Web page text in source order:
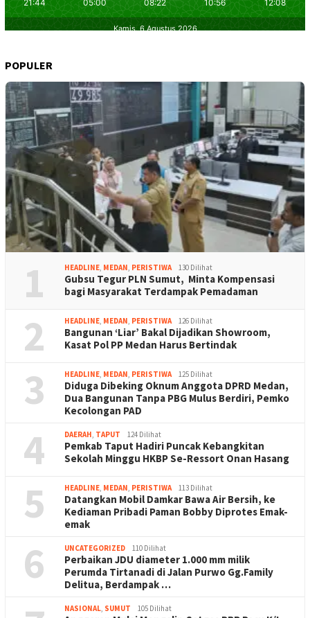
POPULER
1 HEADLINE, MEDAN, PERISTIWA 130 Dilihat
Gubsu Tegur PLN Sumut, Minta Kompensasi
bagi Masyarakat Terdampak Pemadaman
2 HEADLINE, MEDAN, PERISTIWA 126 Dilihat
Bangunan ‘Liar’ Bakal Dijadikan Showroom,
Kasat Pol PP Medan Harus Bertindak
3 HEADLINE, MEDAN, PERISTIWA 125 Dilihat
Diduga Dibeking Oknum Anggota DPRD Medan,
Dua Bangunan Tanpa PBG Mulus Berdiri, Pemko
Kecolongan PAD
4 DAERAH, TAPUT 124 Dilihat
Pemkab Taput Hadiri Puncak Kebangkitan
Sekolah Minggu HKBP Se-Ressort Onan Hasang
5 HEADLINE, MEDAN, PERISTIWA 113 Dilihat
Datangkan Mobil Damkar Bawa Air Bersih, ke
Kediaman Pribadi Paman Bobby Diprotes Emak-
emak
6 UNCATEGORIZED 110 Dilihat
Perbaikan JDU diameter 1.000 mm milik
Perumda Tirtanadi di Jalan Purwo Gg.Family
Delitua, Berdampak …
NASIONAL, SUMUT 105 Dilihat